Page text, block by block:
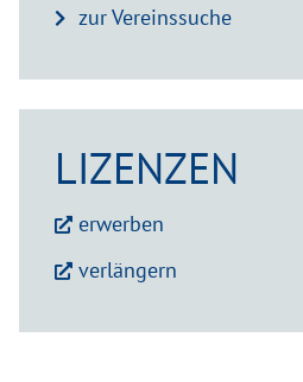
zur Vereinssuche
LIZENZEN
erwerben
verlängern